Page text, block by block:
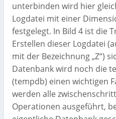
unterbinden wird hier
Logdatei mit einer
festgelegt. In Bild 4 ist die
Erstellen dieser Logdatei
mit der Bezeichnung „Z“)
Datenbank wird noch die
(tempdb) einen wichtigen
werden alle
Operationen ausgeführt,